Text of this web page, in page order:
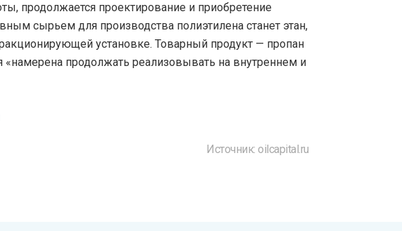
продолжается проектирование и приобретение
сырьем для производства полиэтилена станет этан,
установке. Товарный продукт — пропан
«намерена продолжать реализовывать на внутреннем и
Источник: oilcapital.ru